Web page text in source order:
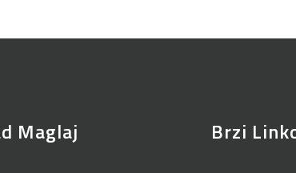
Maglaj Brzi